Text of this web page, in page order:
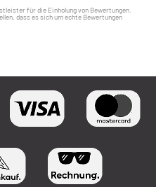
für die Einholung von Bewertungen.
dass es sich um echte Bewertungen